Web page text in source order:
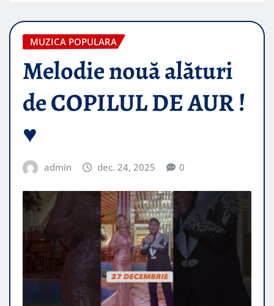
MUZICA POPULARA
Melodie nouă alături
de COPILUL DE AUR !
♥️
admin dec. 24, 2025 0